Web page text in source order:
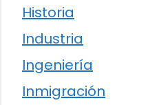
Historia
Industria
Ingeniería
Inmigración